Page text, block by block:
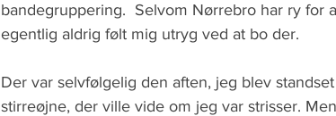
bandegruppering.  Selvom Nørrebro har ry
egentlig aldrig følt mig utryg ved at bo der.
Der var selvfølgelig den aften, jeg blev
stirreøjne, der ville vide om jeg var strisser.